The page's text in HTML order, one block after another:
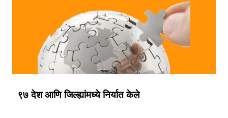
९७ देश आणि जिल्ह्यांमध्ये निर्यात केले